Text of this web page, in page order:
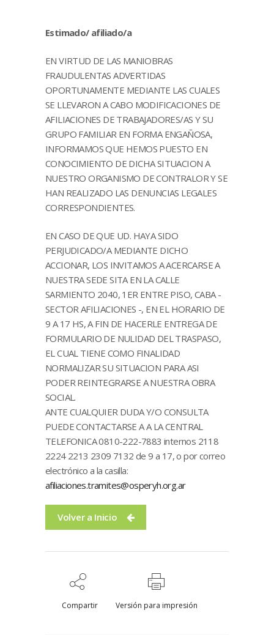
Estimado/ afiliado/a
EN VIRTUD DE LAS MANIOBRAS
FRAUDULENTAS ADVERTIDAS
OPORTUNAMENTE MEDIANTE LAS CUALES
SE LLEVARON A CABO MODIFICACIONES DE
AFILIACIONES DE TRABAJADORES/AS Y SU
GRUPO FAMILIAR EN FORMA ENGAÑOSA,
INFORMAMOS QUE HEMOS PUESTO EN
CONOCIMIENTO DE DICHA SITUACION A
NUESTRO ORGANISMO DE CONTRALOR Y SE
HAN REALIZADO LAS DENUNCIAS LEGALES
CORRESPONDIENTES.
EN CASO DE QUE UD. HAYA SIDO
PERJUDICADO/A MEDIANTE DICHO
ACCIONAR, LOS INVITAMOS A ACERCARSE A
NUESTRA SEDE SITA EN LA CALLE
SARMIENTO 2040, 1ER ENTRE PISO, CABA -
SECTOR AFILIACIONES -, EN EL HORARIO DE
9 A 17 HS, A FIN DE HACERLE ENTREGA DE
FORMULARIO DE NULIDAD DEL TRASPASO,
EL CUAL TIENE COMO FINALIDAD
NORMALIZAR SU SITUACION PARA ASI
PODER REINTEGRARSE A NUESTRA OBRA
SOCIAL.
ANTE CUALQUIER DUDA Y/O CONSULTA
PUEDE CONTACTARSE A A LA CENTRAL
TELEFONICA 0810-222-7883 internos 2118
2224 2213 2309 7132 de 9 a 17, o por correo
electrónico a la casilla:
afiliaciones.tramites@osperyh.org.ar
Volver a Inicio
Compartir Versión para impresión